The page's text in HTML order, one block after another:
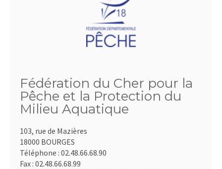
Fédération du Cher pour la
Pêche et la Protection du
Milieu Aquatique
103, rue de Mazières
18000 BOURGES
Téléphone : 02.48.66.68.90
Fax : 02.48.66.68.99